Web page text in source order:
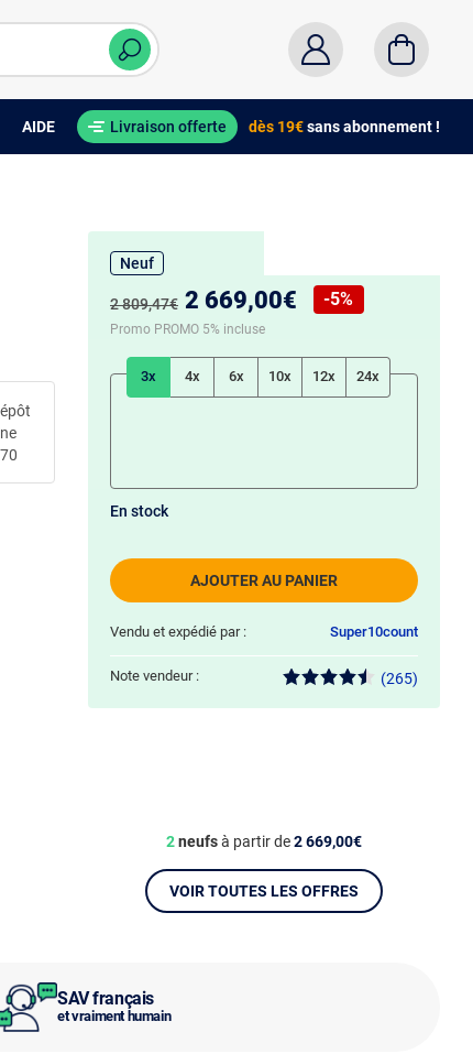
AIDE Livraison offerte dès 19€sans abonnement !
SAV français
et vraiment humain
Neuf
Ancien prix :
2 809,47€ Nouveau prix :
2 669,00€
Réduction de :
-5%
Promo PROMO 5% incluse
3x 4x 6x 10x 12x 24x
AJOUTER AU PANIER
En stock
Vendu et expédié par : Super10count
Note vendeur : (265)
2neufsà partir de2 669,00€
VOIR TOUTES LES OFFRES